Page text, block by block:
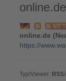
online.de
https://
Typ/Viewer: RSS/